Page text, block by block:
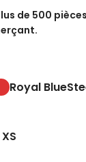
de 500
Royal Blue
XS